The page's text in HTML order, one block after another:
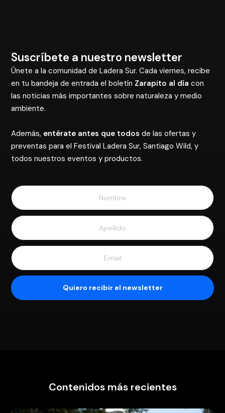
Suscríbete a nuestro newsletter
Únete a la comunidad de Ladera Sur. Cada viernes, recibe
en tu bandeja de entrada el boletín Zarapito al día con
las noticias más importantes sobre naturaleza y medio
ambiente.
Además, entérate antes que todos de las ofertas y
preventas para el Festival Ladera Sur, Santiago Wild, y
todos nuestros eventos y productos.
Contenidos más recientes